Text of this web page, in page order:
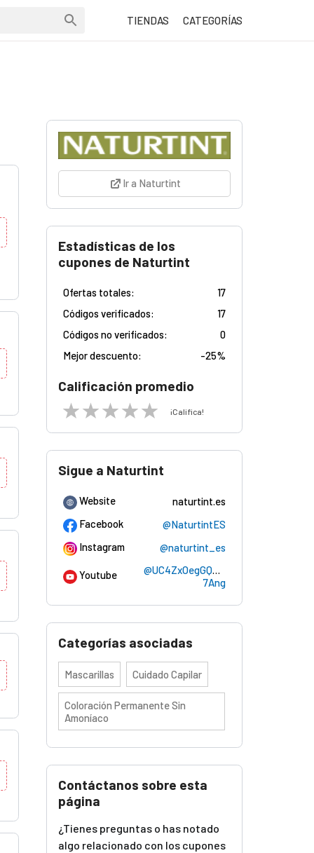
TIENDAS CATEGORÍAS
Ir a Naturtint
Estadísticas de los
cupones de Naturtint
Ofertas totales:
17
Códigos verificados:
17
Códigos no verificados:
0
Mejor descuento:
-25%
Calificación promedio
¡Califica!
Sigue a Naturtint
Website
naturtint.es
Facebook
@NaturtintES
Instagram
@naturtint_es
Youtube
@UC4ZxOegGQE6jHHyfZz-
7Ang
Categorías asociadas
Mascarillas Cuidado Capilar
Coloración Permanente Sin
Amoníaco
Contáctanos sobre esta
página
¿Tienes preguntas o has notado
algo relacionado con los cupones